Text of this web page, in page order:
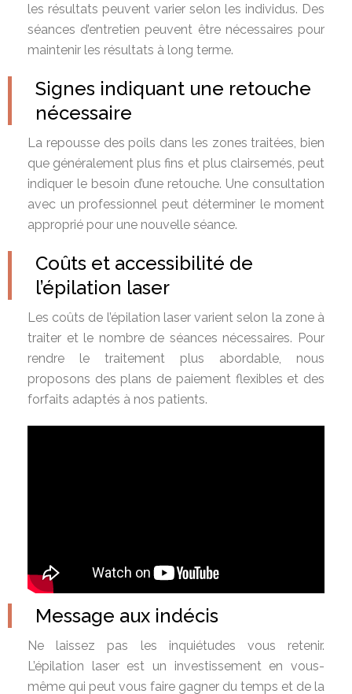
les résultats peuvent varier selon les individus. Des
séances d’entretien peuvent être nécessaires pour
maintenir les résultats à long terme.
Signes indiquant une retouche
nécessaire
La repousse des poils dans les zones traitées, bien
que généralement plus fins et plus clairsemés, peut
indiquer le besoin d’une retouche. Une consultation
avec un professionnel peut déterminer le moment
approprié pour une nouvelle séance.
Coûts et accessibilité de
l’épilation laser
Les coûts de l’épilation laser varient selon la zone à
traiter et le nombre de séances nécessaires. Pour
rendre le traitement plus abordable, nous
proposons des plans de paiement flexibles et des
forfaits adaptés à nos patients.
Message aux indécis
Ne laissez pas les inquiétudes vous retenir.
L’épilation laser est un investissement en vous-
même qui peut vous faire gagner du temps et de la